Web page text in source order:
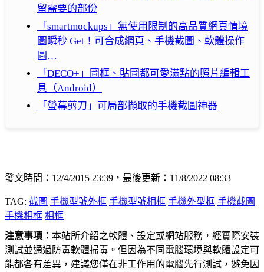
留需要的部份
「smartmockups」無使用限制的高品質網頁情境
圖瞬秒 Get！可合成網頁、手機截圖、軟體操作
圖…
「DECO+」圖框、貼圖都可愛滿點的照片編輯工
具（Android）
「螢幕剪刀」可局部擷取的手機截圖神器
發文時間：12/4/2015 23:39，最後更新：11/8/2022 08:33
TAG: 截圖 手機型號外框 手機型號相框 手機外型框 手機截圖
手機相框 相框
注意事項： 本站所介紹之軟體、設定或網站服務，經實際安裝
測試並通過防毒軟體掃毒。但因為不同電腦環境與軟體設定可
能都各有差異，建議您僅在非工作用的電腦先行測試，避免因